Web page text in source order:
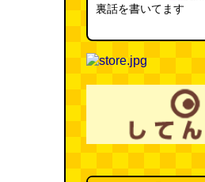
青森駅前に
たい(つり
11:00)
マンゴー
(08.01 11:00)
裏話を書いてます